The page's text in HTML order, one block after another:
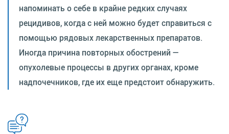
напоминать о себе в крайне редких случаях
рецидивов, когда с ней можно будет справиться с
помощью рядовых лекарственных препаратов.
Иногда причина повторных обострений —
опухолевые процессы в других органах, кроме
надпочечников, где их еще предстоит обнаружить.